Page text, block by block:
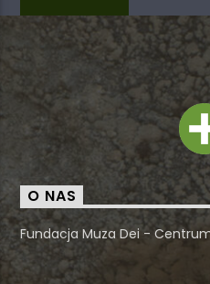
O NAS
Fundacja Muza Dei -